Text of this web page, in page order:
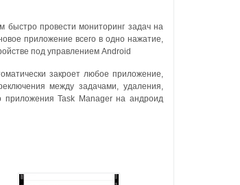
быстро провести мониторинг задач на
приложение всего в одно нажатие,
под управлением Android
закроет любое приложение,
между задачами, удаления,
приложения Task Manager на андроид